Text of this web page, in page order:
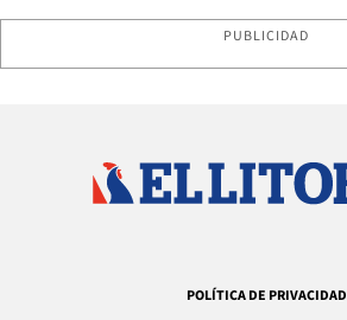
PUBLICIDAD
POLÍTICA DE PRIVACIDAD